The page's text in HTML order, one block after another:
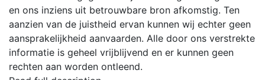
en ons inziens uit betrouwbare bron afkomstig. Ten
aanzien van de juistheid ervan kunnen wij echter geen
aansprakelijkheid aanvaarden. Alle door ons verstrekte
informatie is geheel vrijblijvend en er kunnen geen
rechten aan worden ontleend.